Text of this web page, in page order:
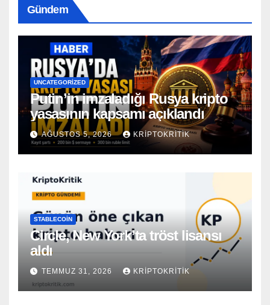
Gündem
UNCATEGORIZED
Putin’in imzaladığı Rusya kripto
yasasının kapsamı açıklandı
AĞUSTOS 5, 2026 KRIPTOKRITIK
STABLECOIN
Circle, New York’ta tröst lisansı
aldı
TEMMUZ 31, 2026 KRIPTOKRITIK